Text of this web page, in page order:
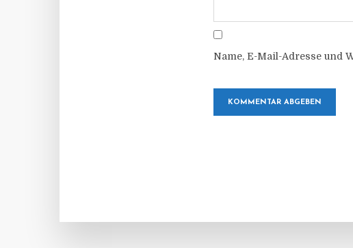
Name, E-Mail-Adresse und